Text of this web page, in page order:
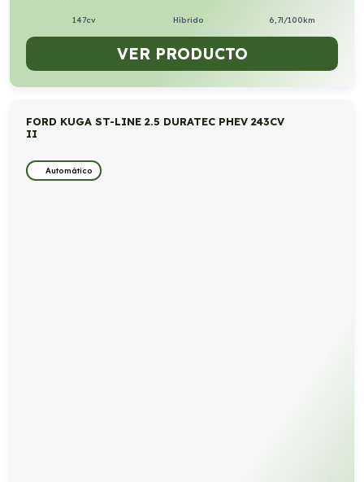
147cv Híbrido 6,7l/100km
VER PRODUCTO
FORD KUGA ST-LINE 2.5 DURATEC PHEV 243CV
II
Automático